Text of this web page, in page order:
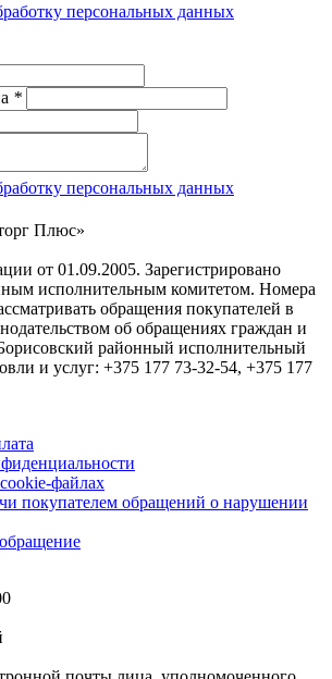
персональных данных
*
персональных данных
Плюс»
от 01.09.2005. Зарегистрировано
исполнительным комитетом. Номера
обращения покупателей в
об обращениях граждан и
районный исполнительный
и услуг: +375 177 73-32-54, +375 177
файлах
покупателем обращений о нарушении